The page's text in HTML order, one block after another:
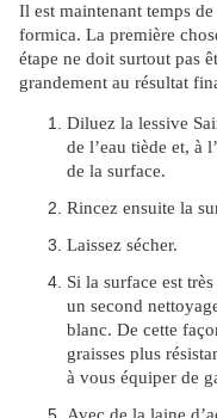
Il est maintenant temps
formica. La première
étape ne doit surtout pas
grandement au résultat
Diluez la lessive
de l’eau tiède et, à
de la surface.
Rincez ensuite la
Laissez sécher.
Si la surface est
un second
blanc. De cette
graisses plus
à vous équiper de